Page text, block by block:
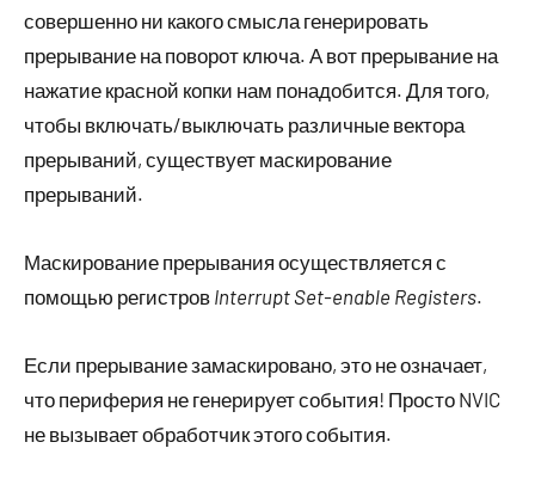
совершенно ни какого смысла генерировать
прерывание на поворот ключа. А вот прерывание на
нажатие красной копки нам понадобится. Для того,
чтобы включать/выключать различные вектора
прерываний, существует маскирование
прерываний.
Маскирование прерывания осуществляется с
помощью регистров Interrupt Set-enable Registers.
Если прерывание замаскировано, это не означает,
что периферия не генерирует события! Просто NVIC
не вызывает обработчик этого события.